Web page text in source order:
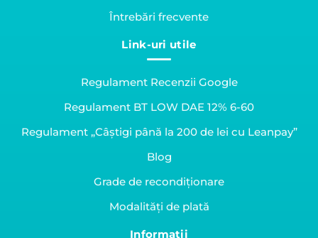
Întrebări frecvente
Link-uri utile
Regulament Recenzii Google
Regulament BT LOW DAE 12% 6-60
Regulament „Câștigi până la 200 de lei cu Leanpay”
Blog
Grade de recondiționare
Modalități de plată
Informații